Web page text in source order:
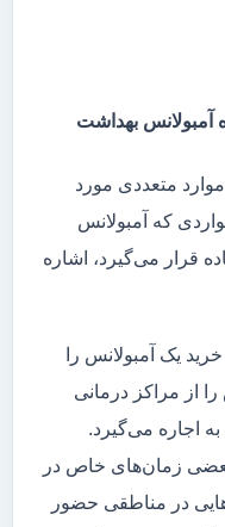
آمبولانس بهداشت
متعددی مورد
که آمبولانس
قرار می‌گیرد، اشاره
یک آمبولانس را
از مراکز درمانی
به اجاره می‌گیرد.
بعضی زمان‌های خاص در
در مناطقی حضور